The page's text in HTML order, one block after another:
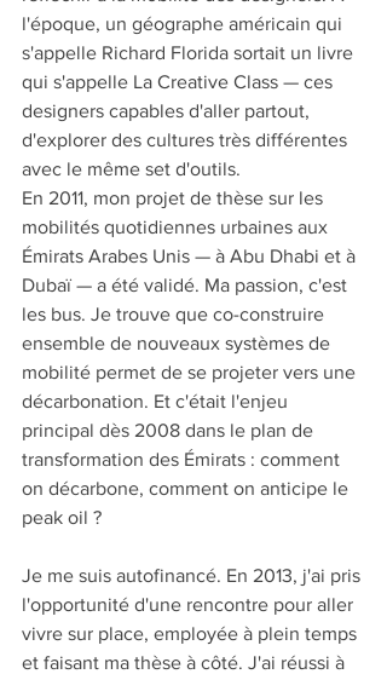
l'époque, un géographe américain qui
s'appelle Richard Florida sortait un livre
qui s'appelle La Creative Class — ces
designers capables d'aller partout,
d'explorer des cultures très différentes
avec le même set d'outils.
En 2011, mon projet de thèse sur les
mobilités quotidiennes urbaines aux
Émirats Arabes Unis — à Abu Dhabi et à
Dubaï — a été validé. Ma passion, c'est
les bus. Je trouve que co-construire
ensemble de nouveaux systèmes de
mobilité permet de se projeter vers une
décarbonation. Et c'était l'enjeu
principal dès 2008 dans le plan de
transformation des Émirats : comment
on décarbone, comment on anticipe le
peak oil ?
Je me suis autofinancé. En 2013, j'ai pris
l'opportunité d'une rencontre pour aller
vivre sur place, employée à plein temps
et faisant ma thèse à côté. J'ai réussi à